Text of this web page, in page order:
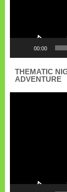
00:00
THEMATIC
ADVENTURE